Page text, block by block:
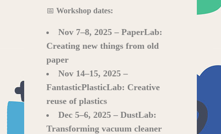
📅 Workshop dates:
Nov 7–8, 2025 – PaperLab:
Creating new things from old
paper
Nov 14–15, 2025 –
FantasticPlasticLab: Creative
reuse of plastics
Dec 5–6, 2025 – DustLab:
Transforming vacuum cleaner